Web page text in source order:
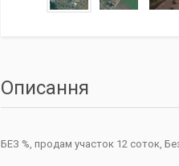
Описання
БЕЗ %, продам участок 12 соток,